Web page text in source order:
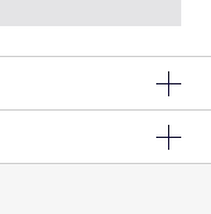
的細緻粉體，讓眼
Silica,
Nitride,